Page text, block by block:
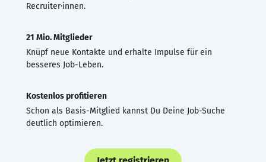
Recruiter·innen.
21 Mio. Mitglieder
Knüpf neue Kontakte und erhalte Impulse für ein
besseres Job-Leben.
Kostenlos profitieren
Schon als Basis-Mitglied kannst Du Deine Job-Suche
deutlich optimieren.